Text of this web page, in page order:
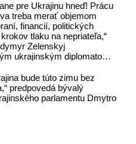
pre Ukrajinu hneď! Prácu
treba merať objemom
financií, politických
tlaku na nepriateľa,“
Zelenskyj
ukrajinským diplomatom
Ukrajine nedodajú
systémy Patriot
bude túto zimu bez
predpovedá bývalý
parlamentu Dmytro